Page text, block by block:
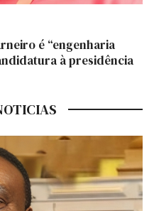
é “engenharia
à presidência